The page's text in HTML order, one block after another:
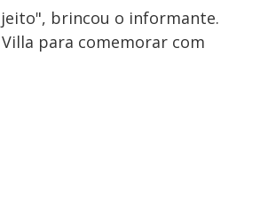
jeito", brincou o informante.
para comemorar com